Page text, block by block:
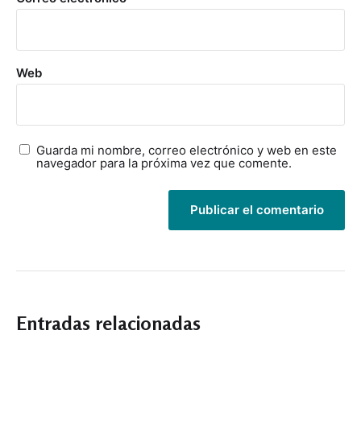
Web
Guarda mi nombre, correo electrónico y web en este
navegador para la próxima vez que comente.
Entradas relacionadas